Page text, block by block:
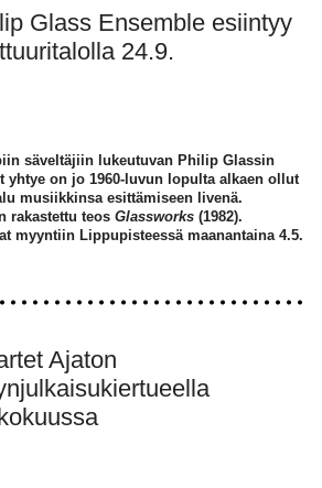
Glass Ensemble esiintyy
24.9.
säveltäjiin lukeutuvan Philip Glassin
on jo 1960-luvun lopulta alkaen ollut
musiikkinsa esittämiseen livenä.
rakastettu teos Glassworks(1982).
myyntiin Lippupisteessä maanantaina 4.5.
Ajaton